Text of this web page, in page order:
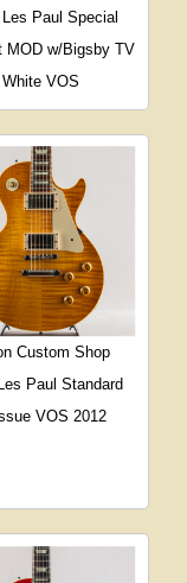
Les Paul Special
MOD w/Bigsby TV
White VOS
Custom Shop
Paul Standard
VOS 2012